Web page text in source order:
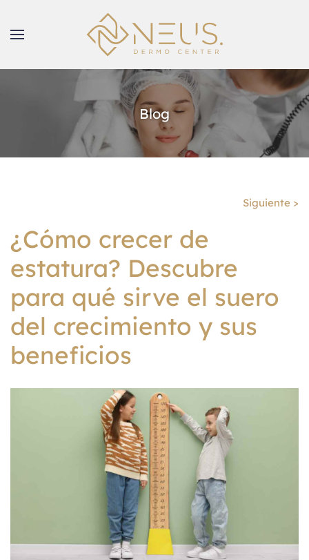
Blog
Siguiente >
¿Cómo crecer de
estatura? Descubre
para qué sirve el suero
del crecimiento y sus
beneficios